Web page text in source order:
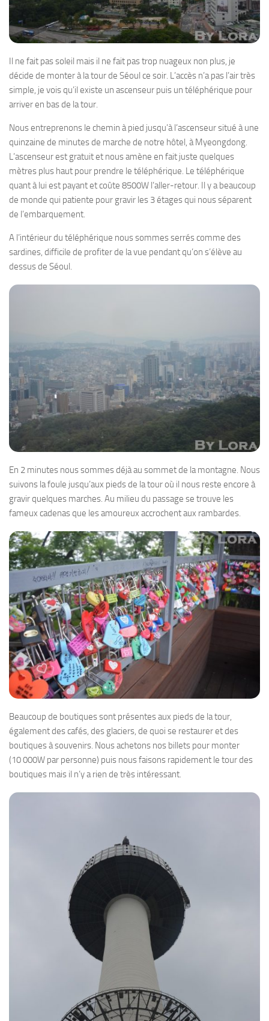
Il ne fait pas soleil mais il ne fait pas trop nuageux non plus, je
décide de monter à la tour de Séoul ce soir. L’accès n’a pas l’air très
simple, je vois qu’il existe un ascenseur puis un téléphérique pour
arriver en bas de la tour.
Nous entreprenons le chemin à pied jusqu’à l’ascenseur situé à une
quinzaine de minutes de marche de notre hôtel, à Myeongdong.
L’ascenseur est gratuit et nous amène en fait juste quelques
mètres plus haut pour prendre le téléphérique. Le téléphérique
quant à lui est payant et coûte 8500W l’aller-retour. Il y a beaucoup
de monde qui patiente pour gravir les 3 étages qui nous séparent
de l’embarquement.
A l’intérieur du téléphérique nous sommes serrés comme des
sardines, difficile de profiter de la vue pendant qu’on s’élève au
dessus de Séoul.
En 2 minutes nous sommes déjà au sommet de la montagne. Nous
suivons la foule jusqu’aux pieds de la tour où il nous reste encore à
gravir quelques marches. Au milieu du passage se trouve les
fameux cadenas que les amoureux accrochent aux rambardes.
Beaucoup de boutiques sont présentes aux pieds de la tour,
également des cafés, des glaciers, de quoi se restaurer et des
boutiques à souvenirs. Nous achetons nos billets pour monter
(10 000W par personne) puis nous faisons rapidement le tour des
boutiques mais il n’y a rien de très intéressant.